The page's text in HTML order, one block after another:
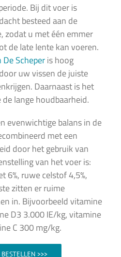
Bij dit voer is
besteed aan de
zodat u met één emmer
de late lente kan voeren.
Scheperis hoog
uw vissen de juiste
Daarnaast is het
lange houdbaarheid.
evenwichtige balans in de
met een
door het gebruik van
van het voer is:
6%, ruwe celstof 4,5%,
zitten er ruime
in. Bijvoorbeeld vitamine
D3 3.000 IE/kg, vitamine
C 300 mg/kg.
>>>